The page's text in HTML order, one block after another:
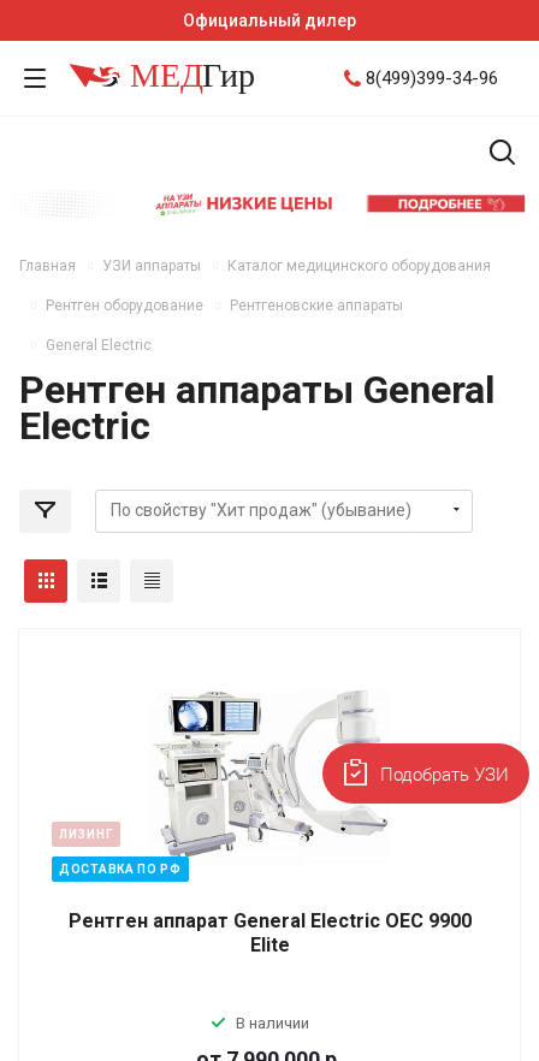
Официальный дилер
8(499)399-34-96
Главная УЗИ аппараты Каталог медицинского оборудования
Рентген оборудование Рентгеновские аппараты
General Electric
Рентген аппараты General
Electric
ЛИЗИНГ
ДОСТАВКА ПО РФ
Рентген аппарат General Electric OEC 9900
Elite
В наличии
Подобрать УЗИ